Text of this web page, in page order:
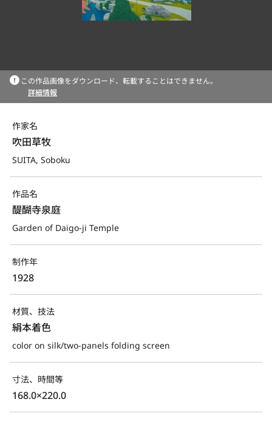
この作品画像をダウンロード、転載することはできません。
詳細情報
作家名
吹田草牧
SUITA, Soboku
作品名
醍醐寺泉庭
Garden of Daigo-ji Temple
制作年
1928
材質、技法
絹本着色
color on silk/two-panels folding screen
寸法、時間等
168.0×220.0